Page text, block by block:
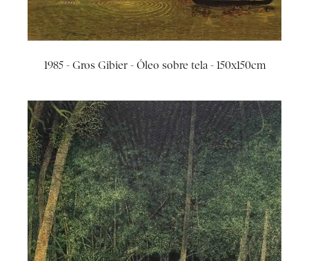
1985 - Gros Gibier - Óleo sobre tela - 150x150cm